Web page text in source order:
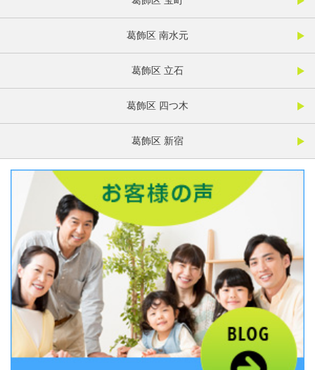
葛飾区 南水元
葛飾区 立石
葛飾区 四つ木
葛飾区 新宿